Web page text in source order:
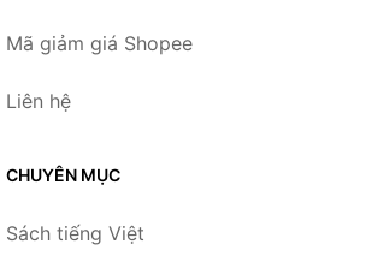
Mã giảm giá Shopee
Liên hệ
CHUYÊN MỤC
Sách tiếng Việt